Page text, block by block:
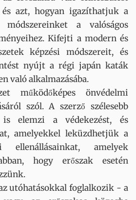
azt, hogyan igazíthatjuk a
módszereinket a valóságos
Kifejti a modern és
képzési módszereit, és
nyújt a régi japán katák
való alkalmazásába.
működőképes önvédelmi
szól. A szerző szélesebb
is elemzi a védekezést, és
amelyekkel leküzdhetjük a
ellenállásainkat, amelyek
hogy erőszak esetén
utóhatásokkal foglalkozik - a